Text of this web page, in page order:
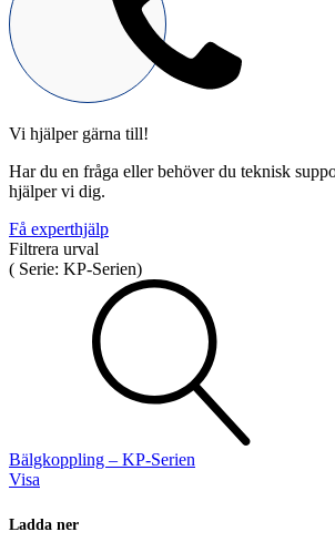
Positionsvisare / Mätklockor
Pulsgivare / Encoders
Servodrifter Roterande ställdon
Vi hjälper gärna till!
Har du en fråga eller behöver du teknisk
hjälper vi dig.
Få experthjälp
Filtrera urval
( Serie: KP-Serien)
Bälgkoppling – KP-Serien
Visa
Ladda ner